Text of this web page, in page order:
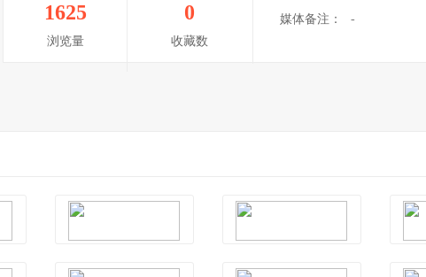
1625
浏览量
0
收藏数
媒体备注： -